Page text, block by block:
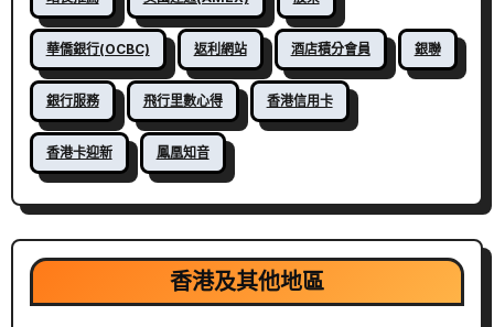
華僑銀行(OCBC) 返利網站 酒店積分會員 銀聯
銀行服務 飛行里數心得 香港信用卡
香港卡迎新 鳳凰知音
香港及其他地區